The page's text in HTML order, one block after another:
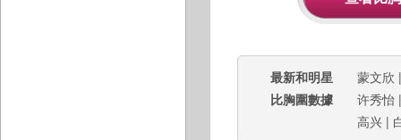
最新和明星
比胸圍數據
蒙文欣
许秀怡
高兴 |